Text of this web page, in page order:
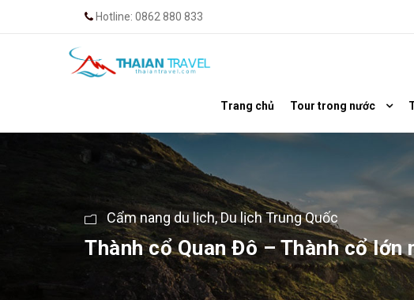
Hotline: 0862 880 833
Trang chủ Tour trong nước
Cẩm nang du lịch,Du lịch Trung Quốc
Thành cổ Quan Đô – Thành cổ